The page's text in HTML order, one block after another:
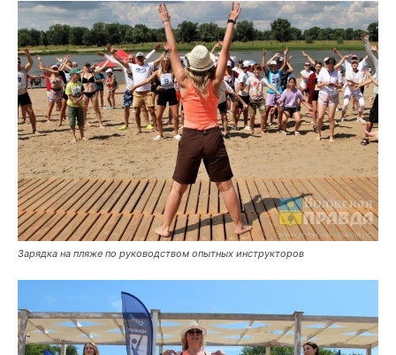
Зарядка на пляже по руководством опытных инструкторов